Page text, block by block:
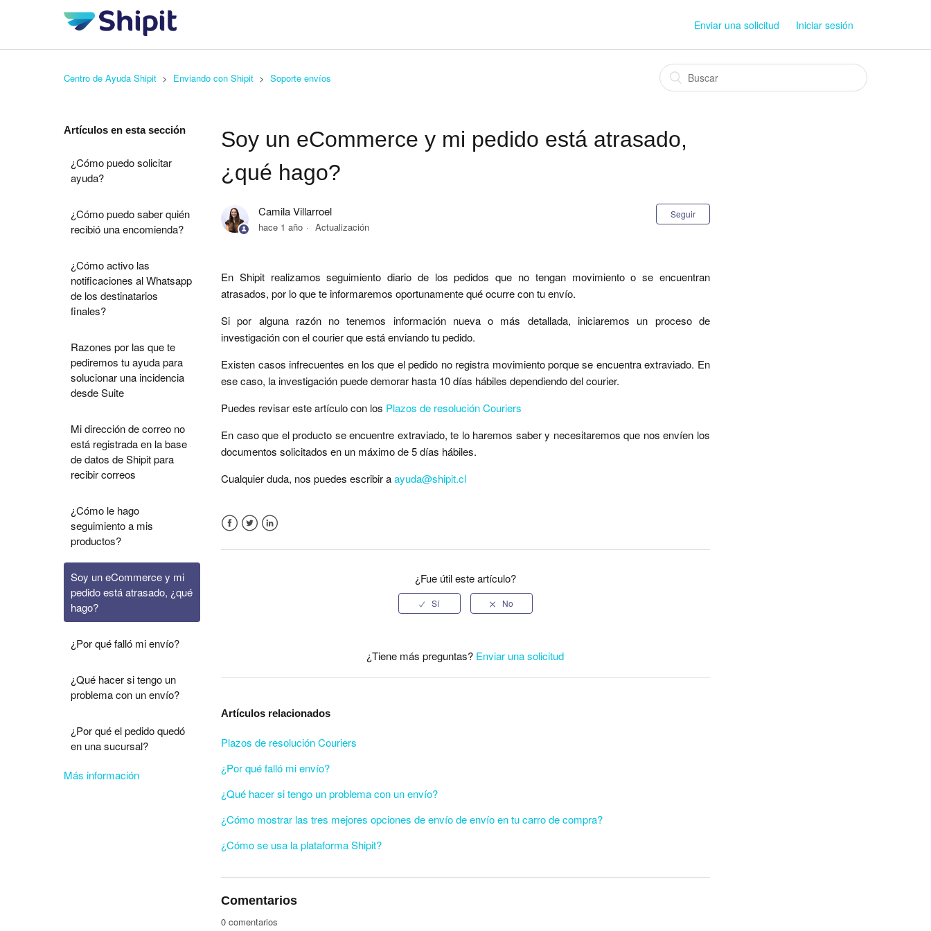
Enviar una solicitud Iniciar sesión
Centro de Ayuda Shipit Enviando con Shipit Soporte envíos
Artículos en esta sección
¿Cómo puedo solicitar
ayuda?
¿Cómo puedo saber quién
recibió una encomienda?
¿Cómo activo las
notificaciones al Whatsapp
de los destinatarios
finales?
Razones por las que te
pediremos tu ayuda para
solucionar una incidencia
desde Suite
Mi dirección de correo no
está registrada en la base
de datos de Shipit para
recibir correos
¿Cómo le hago
seguimiento a mis
productos?
Soy un eCommerce y mi
pedido está atrasado, ¿qué
hago?
¿Por qué falló mi envío?
¿Qué hacer si tengo un
problema con un envío?
¿Por qué el pedido quedó
en una sucursal?
Más información
Soy un eCommerce y mi pedido está atrasado,
¿qué hago?
Camila Villarroel
hace 1 año Actualización
Seguir
En Shipit realizamos seguimiento diario de los pedidos que no tengan movimiento o se encuentran
atrasados, por lo que te informaremos oportunamente qué ocurre con tu envío.
Si por alguna razón no tenemos información nueva o más detallada, iniciaremos un proceso de
investigación con el courier que está enviando tu pedido.
Existen casos infrecuentes en los que el pedido no registra movimiento porque se encuentra extraviado. En
ese caso, la investigación puede demorar hasta 10 días hábiles dependiendo del courier.
Puedes revisar este artículo con los Plazos de resolución Couriers
En caso que el producto se encuentre extraviado, te lo haremos saber y necesitaremos que nos envíen los
documentos solicitados en un máximo de 5 días hábiles.
Cualquier duda, nos puedes escribir aayuda@shipit.cl
¿Fue útil este artículo?
¿Tiene más preguntas? Enviar una solicitud
Artículos relacionados
Plazos de resolución Couriers
¿Por qué falló mi envío?
¿Qué hacer si tengo un problema con un envío?
¿Cómo mostrar las tres mejores opciones de envío de envío en tu carro de compra?
¿Cómo se usa la plataforma Shipit?
Comentarios
0 comentarios